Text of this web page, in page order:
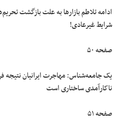
ادامه تلاطم بازارها به علت بازگشت
شرایط غیرعادی!
صفحه ۵۰
یک جامعه‌شناس: مهاجرت ایرانیان نتیجه
ناکارآمدی ساختاری است
صفحه ۵۱